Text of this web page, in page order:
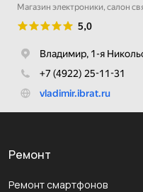
Ремонт
Ремонт смартфонов